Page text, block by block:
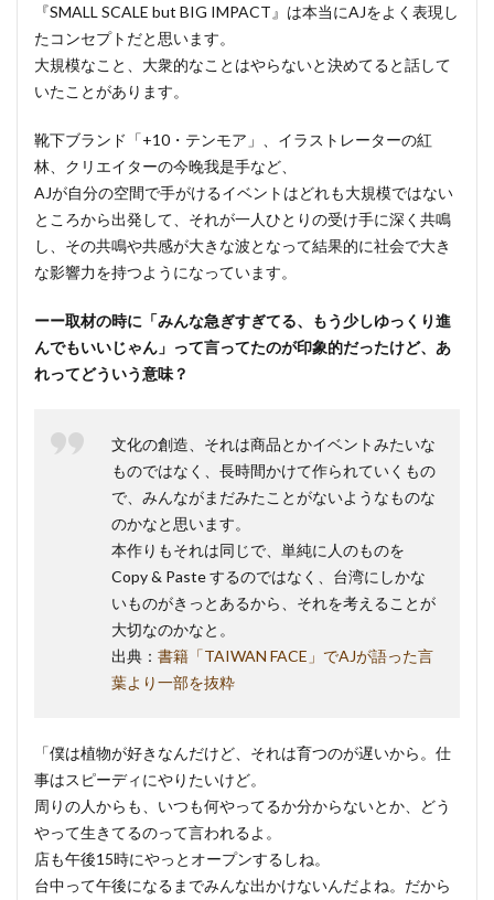
『SMALL SCALE but BIG IMPACT』は本当にAJをよく表現し
たコンセプトだと思います。
大規模なこと、大衆的なことはやらないと決めてると話して
いたことがあります。
靴下ブランド「+10・テンモア」、イラストレーターの紅
林、クリエイターの今晚我是手など、
AJが自分の空間で手がけるイベントはどれも大規模ではない
ところから出発して、それが一人ひとりの受け手に深く共鳴
し、その共鳴や共感が大きな波となって結果的に社会で大き
な影響力を持つようになっています。
ーー取材の時に「みんな急ぎすぎてる、もう少しゆっくり進
んでもいいじゃん」って言ってたのが印象的だったけど、あ
れってどういう意味？
文化の創造、それは商品とかイベントみたいな
ものではなく、長時間かけて作られていくもの
で、みんながまだみたことがないようなものな
のかなと思います。
本作りもそれは同じで、単純に人のものを
Copy & Paste するのではなく、台湾にしかな
いものがきっとあるから、それを考えることが
大切なのかなと。
出典： 書籍「TAIWAN FACE」でAJが語った言
葉より一部を抜粋
「僕は植物が好きなんだけど、それは育つのが遅いから。仕
事はスピーディにやりたいけど。
周りの人からも、いつも何やってるか分からないとか、どう
やって生きてるのって言われるよ。
店も午後15時にやっとオープンするしね。
台中って午後になるまでみんな出かけないんだよね。だから